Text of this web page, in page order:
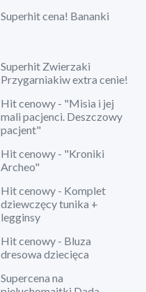
Superhit cena! Bananki
Superhit Zwierzaki
Przygarniakiw extra cenie!
Hit cenowy - "Misia i jej
mali pacjenci. Deszczowy
pacjent"
Hit cenowy - "Kroniki
Archeo"
Hit cenowy - Komplet
dziewczęcy tunika +
legginsy
Hit cenowy - Bluza
dresowa dziecięca
Supercena na